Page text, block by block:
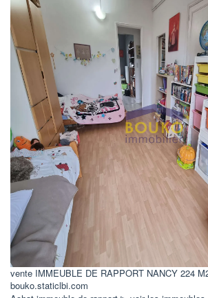
vente IMMEUBLE DE RAPPORT NANCY 224
bouko.staticlbi.com